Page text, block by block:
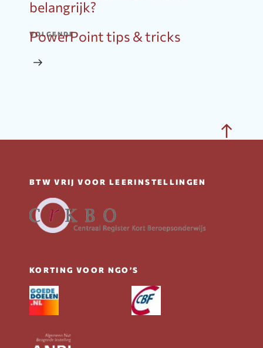
belangrijk?
Volgend
VOLGENDE
PowerPoint tips & tricks
BTW VRIJ VOOR LEERINSTELLINGEN
KORTING VOOR NGO’S